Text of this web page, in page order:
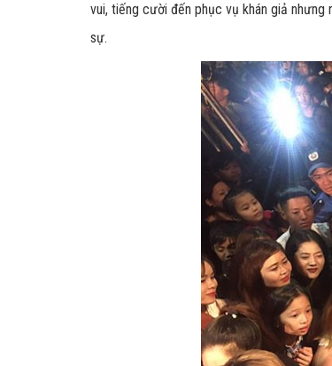
vui, tiếng cười đến phục vụ khán giả
sự.